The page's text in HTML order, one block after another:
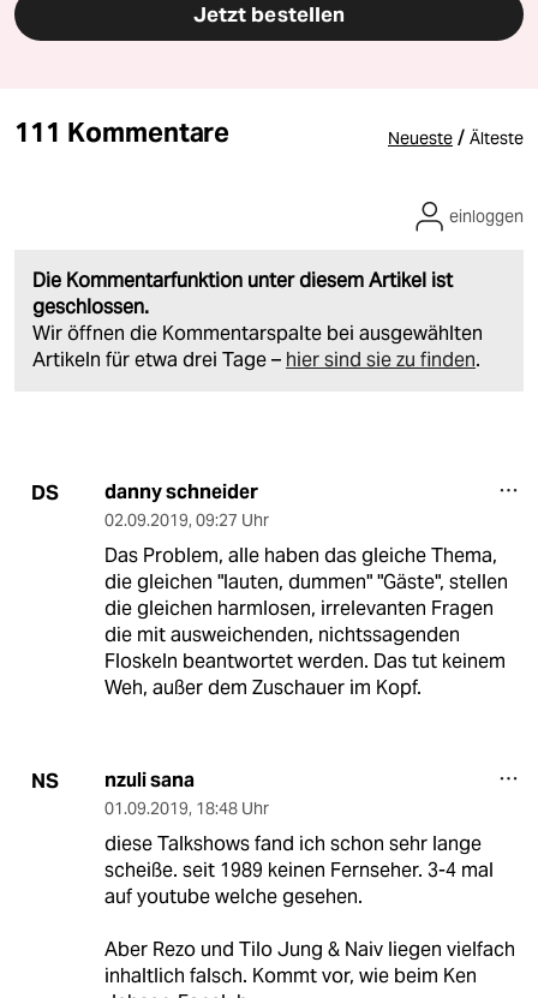
Jetzt bestellen
111 Kommentare Neueste / Älteste
Die Kommentarfunktion unter diesem Artikel ist
geschlossen.
Wir öffnen die Kommentarspalte bei ausgewählten
Artikeln für etwa drei Tage – hier sind sie zu finden.
einloggen
DS danny schneider
02.09.2019, 09:27 Uhr
Das Problem, alle haben das gleiche Thema,
die gleichen "lauten, dummen" "Gäste", stellen
die gleichen harmlosen, irrelevanten Fragen
die mit ausweichenden, nichtssagenden
Floskeln beantwortet werden. Das tut keinem
Weh, außer dem Zuschauer im Kopf.
NS nzuli sana
01.09.2019, 18:48 Uhr
diese Talkshows fand ich schon sehr lange
scheiße. seit 1989 keinen Fernseher. 3-4 mal
auf youtube welche gesehen.
Aber Rezo und Tilo Jung & Naiv liegen vielfach
inhaltlich falsch. Kommt vor, wie beim Ken